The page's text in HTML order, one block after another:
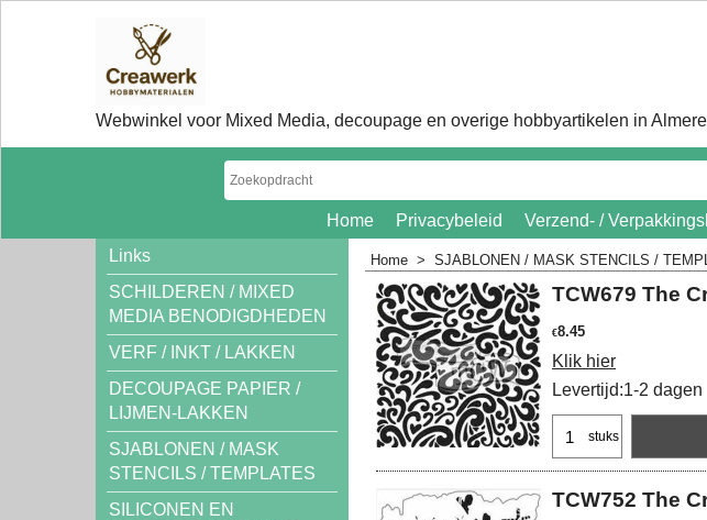
Webwinkel voor Mixed Media, decoupage en overige hobbyartikelen in Almere
Home Privacybeleid Verzend- /
Links
SCHILDEREN / MIXED
MEDIA BENODIGDHEDEN
VERF / INKT / LAKKEN
DECOUPAGE PAPIER /
LIJMEN-LAKKEN
SJABLONEN / MASK
STENCILS / TEMPLATES
SILICONEN EN
Home > SJABLONEN / MASK STENCILS /
TCW679 The
€8.45
Klik hier
Levertijd:1-2 dagen
stuks
TCW752 The